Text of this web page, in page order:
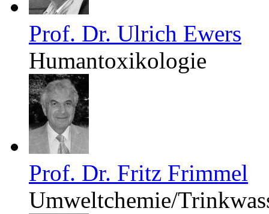
Prof. Dr. Ulrich Ewers
Humantoxikologie
Prof. Dr. Fritz Frimmel
Umweltchemie/